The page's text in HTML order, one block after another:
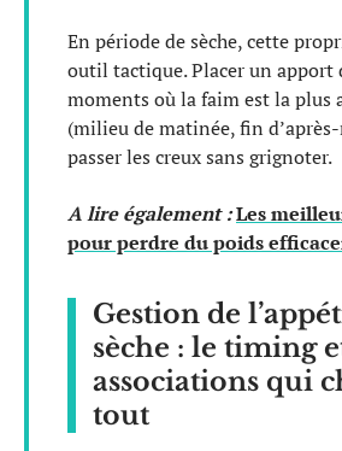
En période de sèche, cette
outil tactique. Placer un apport
moments où la faim est la plus
(milieu de matinée, fin
passer les creux sans grignoter.
A lire également :Les
pour perdre du poids
Gestion de
sèche : le timing
associations qui
tout